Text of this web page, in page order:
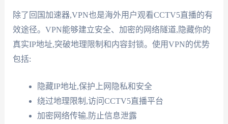
除了回国加速器,VPN也是海外用户观看CCTV5直播的有
效途径。VPN能够建立安全、加密的网络隧道,隐藏你的
真实IP地址,突破地理限制和内容封锁。使用VPN的优势
包括:
隐藏IP地址,保护上网隐私和安全
绕过地理限制,访问CCTV5直播平台
加密网络传输,防止信息泄露